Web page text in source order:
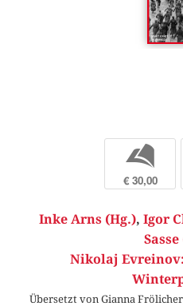
b
€ 30,00
Inke Arns (Hg.), Igor
Nikolaj
Übersetzt von Gianna